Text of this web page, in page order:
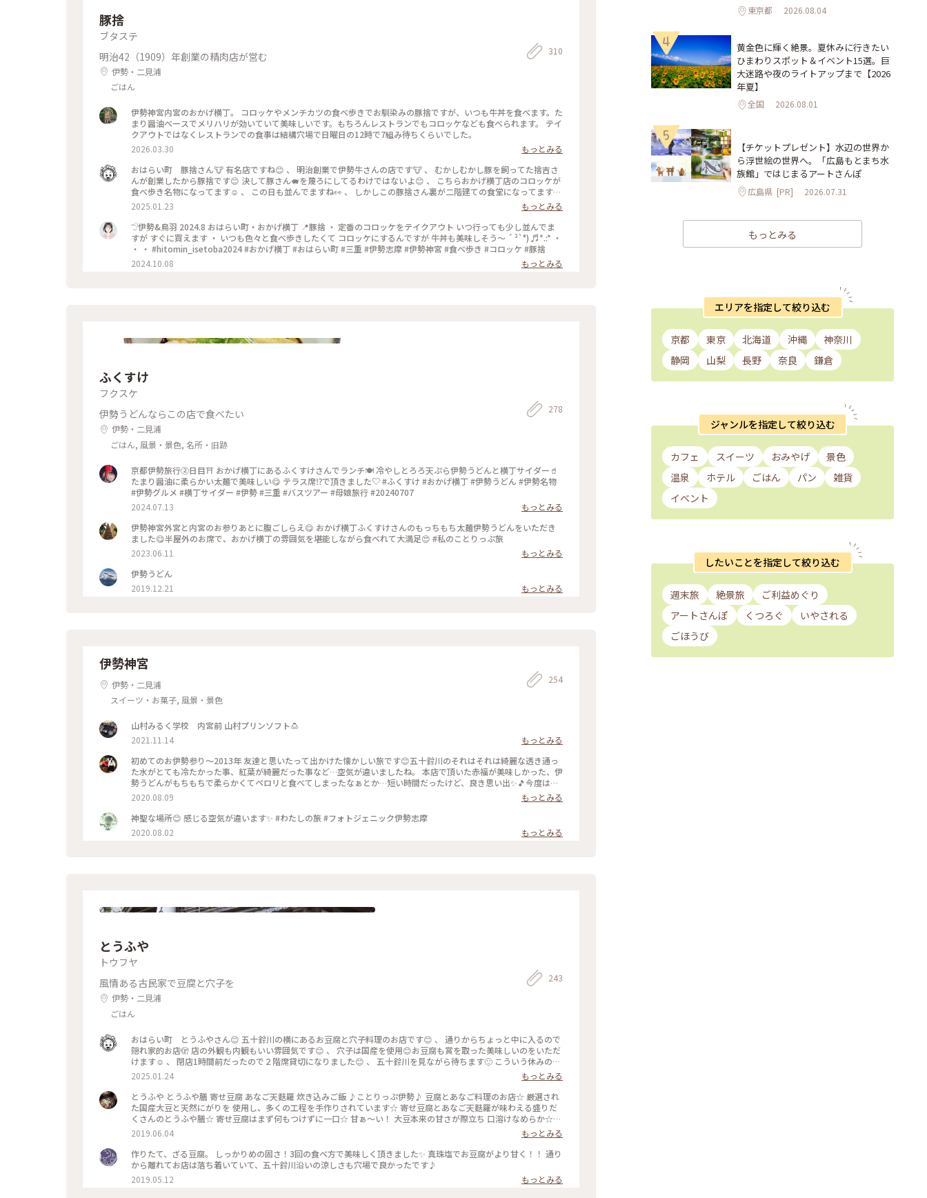
豚捨
ブタステ
明治42（1909）年創業の精肉店が営む
伊勢・二見浦
ごはん
310
伊勢神宮内宮のおかげ横丁。 コロッケやメンチカツの食べ歩きでお馴染みの豚捨ですが、いつも牛丼を食べます。た
まり醤油ベースでメリハリが効いていて美味しいです。もちろんレストランでもコロッケなども食べられます。 テイ
クアウトではなくレストランでの食事は結構穴場で日曜日の12時で7組み待ちくらいでした。
2026.03.30
もっとみる
おはらい町 豚捨さん🐮 有名店ですね😊 、 明治創業で伊勢牛さんの店です🐮 、 むかしむかし豚を飼ってた捨吉さ
んが創業したから豚捨です😊 決して豚さん🐖を蔑ろにしてるわけではないよ😊 、 こちらおかげ横丁店のコロッケが
食べ歩き名物になってます☺️ 、 この日も並んでますね👀 、 しかしこの豚捨さん裏が二階建ての食堂になってます💁‍♀️
表はたくさん並んでますが食堂は3組しかいませんでした😊 、 こちらコロッケ美味しいですが牛丼こそ至極☺️✨ 、
甘辛タレにシャキシャキ玉ねぎ厚めにコマ切れされた肉が美味しい☺️ 、 もちろんコロッケもいただきました😊 #あ
きらの東海
2025.01.23
もっとみる
𓅿伊勢&鳥羽 2024.8 おはらい町・おかげ横丁 📍豚捨 ・ 定番のコロッケをテイクアウト いつ行っても少し並んでま
すが すぐに買えます ・ いつも色々と食べ歩きしたくて コロッケにするんですが 牛丼も美味しそう〜 ´ ³`°) ♬︎*.:* ・
・ ・ #hitomin_isetoba2024 #おかげ横丁 #おはらい町 #三重 #伊勢志摩 #伊勢神宮 #食べ歩き #コロッケ #豚捨
2024.10.08
もっとみる
ふくすけ
フクスケ
伊勢うどんならこの店で食べたい
伊勢・二見浦
ごはん, 風景・景色, 名所・旧跡
278
京都伊勢旅行②日目⛩️ おかげ横丁にあるふくすけさんでランチ🍽️ 冷やしとろろ天ぷら伊勢うどんと横丁サイダー🥤
たまり醤油に柔らかい太麺で美味しい😋 テラス席⁉︎で頂きました♡ #ふくすけ #おかげ横丁 #伊勢うどん #伊勢名物
#伊勢グルメ #横丁サイダー #伊勢 #三重 #バスツアー #母娘旅行 #20240707
2024.07.13
もっとみる
伊勢神宮外宮と内宮のお参りあとに腹ごしらえ😋 おかげ横丁ふくすけさんのもっちもち太麺伊勢うどんをいただき
ました😋半屋外のお席で、おかげ横丁の雰囲気を堪能しながら食べれて大満足😍 #私のことりっぷ旅
2023.06.11
もっとみる
伊勢うどん
2019.12.21
もっとみる
伊勢神宮
伊勢・二見浦
スイーツ・お菓子, 風景・景色
254
山村みるく学校 内宮前 山村プリンソフト🍮
2021.11.14
もっとみる
初めてのお伊勢参り〜2013年 友達と思いたって出かけた懐かしい旅です😊五十鈴川のそれはそれは綺麗な透き通っ
た水がとても冷たかった事、紅葉が綺麗だった事など…空気が違いましたね。 本店で頂いた赤福が美味しかった、伊
勢うどんがもちもちで柔らかくてペロリと食べてしまったなぁとか…短い時間だったけど、良き思い出✨🎵今度はじ
っくりとお参りしたいと思う今日この頃、いつもの時間が戻ってくるのを切に願います。 #わたしの旅 #伊勢神宮#赤
福#伊勢うどん#お参り
2020.08.09
もっとみる
神聖な場所😊 感じる空気が違います✨ #わたしの旅 #フォトジェニック伊勢志摩
2020.08.02
もっとみる
とうふや
トウフヤ
風情ある古民家で豆腐と穴子を
伊勢・二見浦
ごはん
243
おはらい町 とうふやさん😊 五十鈴川の横にあるお豆腐と穴子料理のお店です😊 、 通りからちょっと中に入るので
隠れ家的お店🫣 店の外観も内観もいい雰囲気です😊 、 穴子は国産を使用😊お豆腐も賞を取った美味しいのをいただ
けます☺️ 、 閉店1時間前だったので２階席貸切になりました😊 、 五十鈴川を見ながら待ちます🙂 こういう休みの日
っていいですね 、 田楽食べます😋 おいしい😊味噌が濃く見えますが木の芽がよく効いています🌱 、 欲を言えばも
っと熱々がいいかな☺️猫舌ですけど 、 写真じゃわからないかもですが串が橋になって豆腐が浮いてますので油断す
ると、くるんっ🙂🙃🌀てなって味噌が下に落ちちゃいますので気をつけてね⚠️ 、 お次はとうふやさん自家製あげ焼
☺️ 、 こちら塩と自家製タレと味噌の選択制👈😊 、 塩って珍しいですよね🤔塩にします🙋‍♂️ 、 おネギとお塩を混ぜ混
ぜしてネギを挟んでいただきます😋 おいしい😊💡だけど局地的に塩辛い😂 、 やっぱり揚げは浸透する醤油に生姜か
七味がいちばんです🙂 、 こちらとうふやさんでは朝メニューに朔日粥🥣があります💁‍♀️月替わりで具がかわります 、
昔から朔日参りの際、おはらい町のお店では普段はメニューにない朔日餅や朔日粥がメニューに加わり、おかげ横丁
には朔日市も出現して賑やかになります😊 、 そんな風習から朝のお参りに食べるお粥が醍醐味になってます🙂 、 #
あきらの東海
2025.01.24
もっとみる
とうふや とうふや膳 寄せ豆腐 あなご天麩羅 炊き込みご飯 ♪ことりっぷ伊勢♪ 豆腐とあなご料理のお店☆ 厳選され
た国産大豆と天然にがりを 使用し、多くの工程を手作りされています☆ 寄せ豆腐とあなご天麩羅が味わえる盛りだ
くさんのとうふや膳☆ 寄せ豆腐はまず何もつけずに一口☆ 甘ぁ〜い！ 大豆本来の甘さが際立ち 口溶けなめらか☆
次に真珠塩をパラっと振って… これもまた豆腐の甘みが引き立って シンプルながら 深い味わい☆ さらに薬味をの
せ、たれをかけて… これもまたさっぱりといただけます☆ 個人的にそのままいただくのが 一番好きかな…(^^) あな
ごの天麩羅はさっくり☆ 柔らかくほろっと口溶けよく 塩も天つゆもどちらもおいしくて☆ その他がんもどきの煮物
や赤だし 茶碗蒸しなど盛りだくさんの御膳！ どれもおいしくいただきました☆ 暑かったので 豆腐ソフトクリームも
おいしそう… 今度いただいてみたいです☆ #とうふ #あなご #ランチ #おはらい町 #伊勢神宮 #内宮 #伊勢市
2019.06.04
もっとみる
作りたて、ざる豆腐。 しっかりめの固さ！3回の食べ方で美味しく頂きました✨ 真珠塩でお豆腐がより甘く！！ 通り
から離れてお店は落ち着いていて、五十鈴川沿いの涼しさも穴場で良かったです♪
2019.05.12
もっとみる
東京都 2026.08.04
4
黄金色に輝く絶景。夏休みに行きたい
ひまわりスポット＆イベント15選。巨
大迷路や夜のライトアップまで【2026
年夏】
全国 2026.08.01
5
【チケットプレゼント】水辺の世界か
ら浮世絵の世界へ。「広島もとまち水
族館」ではじまるアートさんぽ
広島県 [PR] 2026.07.31
もっとみる
エリアを指定して絞り込む
京都 東京 北海道 沖縄
神奈川
静岡
山梨 長野 奈良 鎌倉
ジャンルを指定して絞り込む
カフェ スイーツ おみやげ
景色
温泉
ホテル ごはん パン
雑貨
イベント
したいことを指定して絞り込む
週末旅 絶景旅
ご利益めぐり
アートさんぽ
くつろぐ
いやされる
ごほうび